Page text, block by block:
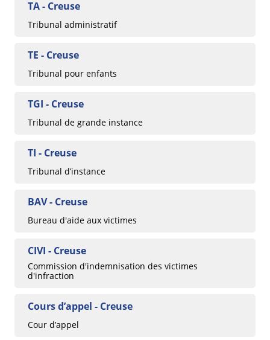
TA - Creuse
Tribunal administratif
TE - Creuse
Tribunal pour enfants
TGI - Creuse
Tribunal de grande instance
TI - Creuse
Tribunal d’instance
BAV - Creuse
Bureau d'aide aux victimes
CIVI - Creuse
Commission d'indemnisation des victimes
d'infraction
Cours d’appel - Creuse
Cour d’appel